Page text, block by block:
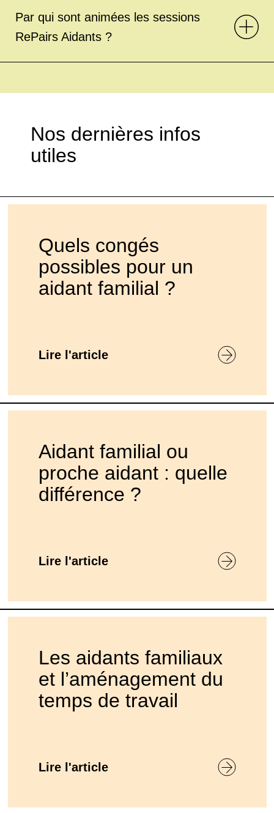
Par qui sont animées les sessions
RePairs Aidants ?
Nos dernières infos
utiles
Quels congés
possibles pour un
aidant familial ?
Lire l'article
Aidant familial ou
proche aidant : quelle
différence ?
Lire l'article
Les aidants familiaux
et l’aménagement du
temps de travail
Lire l'article